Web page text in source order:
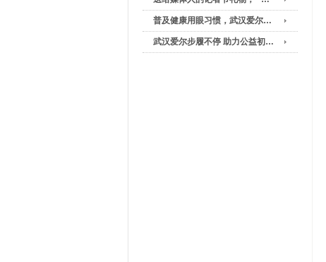
普及健康用眼习惯，武汉爱尔…
武汉爱尔步履不停 助力公益初…